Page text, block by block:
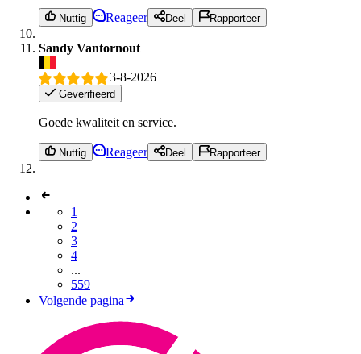
Nuttig Reageer Deel Rapporteer
Sandy Vantornout
3-8-2026
Geverifieerd
Goede kwaliteit en service.
Nuttig Reageer Deel Rapporteer
1
2
3
4
...
559
Volgende pagina